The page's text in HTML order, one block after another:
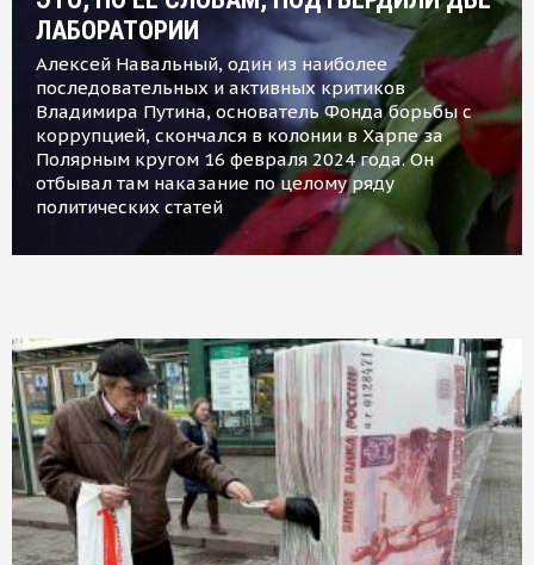
ЛАБОРАТОРИИ
Алексей Навальный, один из наиболее
последовательных и активных критиков
Владимира Путина, основатель Фонда борьбы с
коррупцией, скончался в колонии в Харпе за
Полярным кругом 16 февраля 2024 года. Он
отбывал там наказание по целому ряду
политических статей